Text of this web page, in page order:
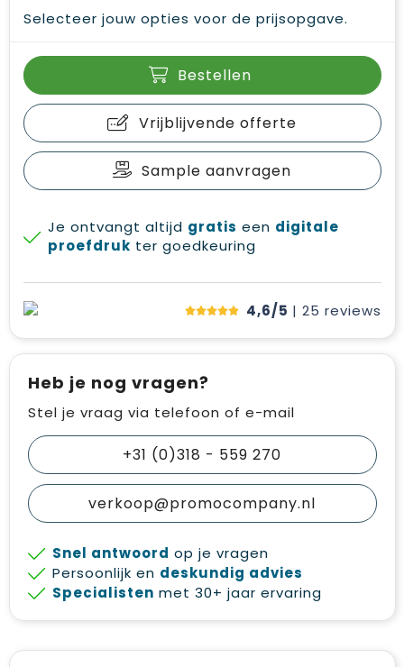
Selecteer jouw opties voor de prijsopgave.
Bestellen
Vrijblijvende offerte
Sample aanvragen
Je ontvangt altijd gratis een digitale
proefdruk ter goedkeuring
4,6/5 | 25 reviews
Heb je nog vragen?
Stel je vraag via telefoon of e-mail
+31 (0)318 - 559 270
verkoop@promocompany.nl
Snel antwoord op je vragen
Persoonlijk en deskundig advies
Specialisten met 30+ jaar ervaring